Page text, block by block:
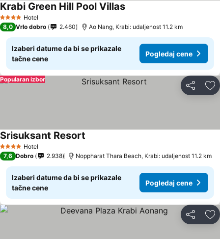
4 ZvezdiceHotel
Krabi Green Hill Pool Villas
8,0 Vrlo dobro 2.460 Ao Nang, Krabi: udaljenost 11.2 km
Izaberi datume da bi se prikazale
tačne cene
Pogledaj cene
Deli
Popularan izbor
4 ZvezdiceHotel
Srisuksant Resort
7,6 Dobro 2.938 Noppharat Thara Beach, Krabi: udaljenost 11.2 km
Izaberi datume da bi se prikazale
tačne cene
Pogledaj cene
Deli